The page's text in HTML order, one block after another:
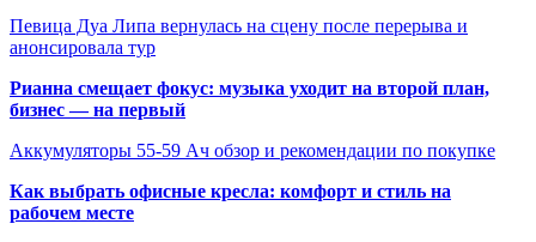
Певица Дуа Липа вернулась на сцену после перерыва и
анонсировала тур
Рианна смещает фокус: музыка уходит на второй план,
бизнес — на первый
Аккумуляторы 55-59 Ач обзор и рекомендации по покупке
Как выбрать офисные кресла: комфорт и стиль на
рабочем месте